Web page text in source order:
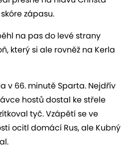
zápasu.
na pas do levé strany
který si ale rovněž na Kerla
v 66. minutě Sparta. Nejdřív
hostů dostal ke střele
tyč. Vzápětí se ve
ocitl domácí Rus, ale Kubný